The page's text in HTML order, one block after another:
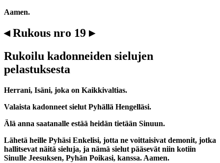
Aamen.
◂ Rukous nro 19 ▸
Rukoilu kadonneiden sielujen
pelastuksesta
Herrani, Isäni, joka on Kaikkivaltias.
Valaista kadonneet sielut Pyhällä Hengelläsi.
Älä anna saatanalle estää heidän tietään Sinuun.
Lähetä heille Pyhäsi Enkelisi, jotta ne voittaisivat demonit, jotka
hallitsevat näitä sieluja, ja nämä sielut pääsevät niin kotiin
Sinulle Jeesuksen, Pyhän Poikasi, kanssa. Aamen.